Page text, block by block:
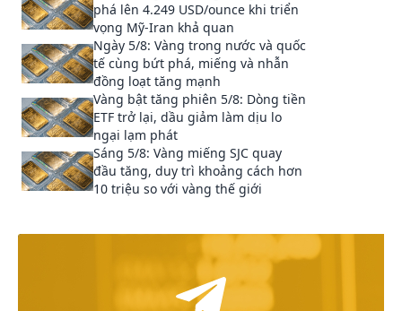
phá lên 4.249 USD/ounce khi triển
vọng Mỹ-Iran khả quan
Ngày 5/8: Vàng trong nước và quốc
tế cùng bứt phá, miếng và nhẫn
đồng loạt tăng mạnh
Vàng bật tăng phiên 5/8: Dòng tiền
ETF trở lại, dầu giảm làm dịu lo
ngại lạm phát
Sáng 5/8: Vàng miếng SJC quay
đầu tăng, duy trì khoảng cách hơn
10 triệu so với vàng thế giới